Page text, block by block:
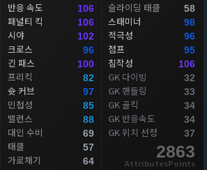
반응 속도 106
패널티 킥 106
시야 102
크로스 96
긴 패스 100
프리킥 82
슛 커브 97
민첩성 85
밸런스 88
대인 수비 69
태클 57
가로채기 64
슬라이딩 태클 58
스태미너 98
적극성 96
점프 95
침착성 106
GK 다이빙 32
GK 핸들링 33
GK 골킥 34
GK 반응속도 34
GK 위치 선정 37
2863
AttributesPoints